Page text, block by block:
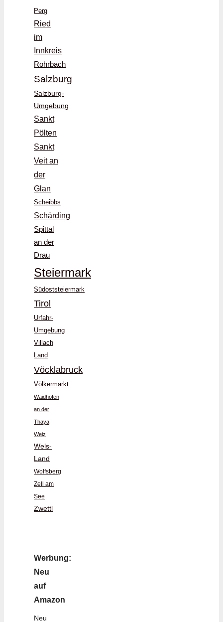
Perg
Ried
im
Innkreis
Rohrbach
Salzburg
Salzburg-
Umgebung
Sankt
Pölten
Sankt
Veit an
der
Glan
Scheibbs
Schärding
Spittal
an der
Drau
Steiermark
Südoststeiermark
Tirol
Urfahr-
Umgebung
Villach
Land
Vöcklabruck
Völkermarkt
Waidhofen
an der
Thaya
Weiz
Wels-
Land
Wolfsberg
Zell am
See
Zwettl
Werbung:
Neu
auf
Amazon
Neu